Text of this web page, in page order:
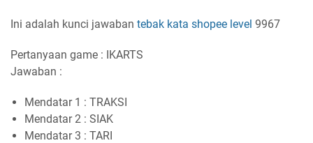
Ini adalah kunci jawaban tebak kata shopee level 9967
Pertanyaan game : IKARTS
Jawaban :
Mendatar 1 : TRAKSI
Mendatar 2 : SIAK
Mendatar 3 : TARI